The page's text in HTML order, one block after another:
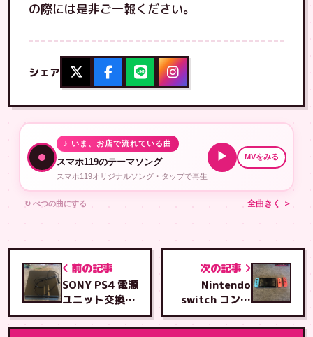
の際には是非ご一報ください。
シェア
♪ いま、お店で流れている曲
スマホ119のテーマソング
スマホ119オリジナルソング・タップで再生
▶ MVをみる
↻ べつの曲にする 全曲きく ＞
前の記事
SONY PS4 電源
ユニット交換修
理
次の記事
Nintendo
switch コント
ローラーホルダ
ーRレール交換